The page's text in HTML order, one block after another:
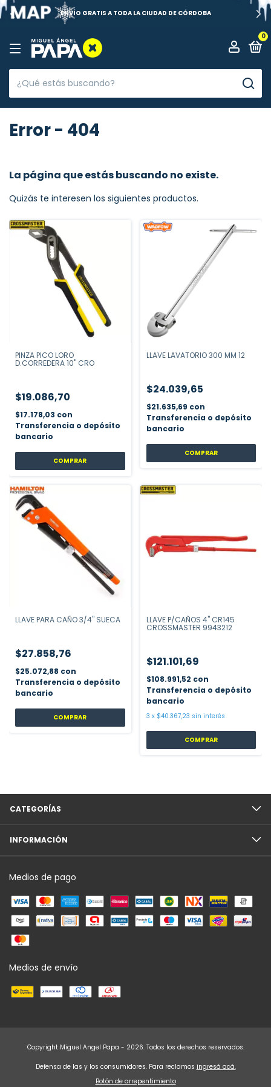
ENVÍO GRATIS A TODA LA CIUDAD DE CÓRDOBA
0
Error - 404
La página que estás buscando no existe.
Quizás te interesen los siguientes productos.
PINZA PICO LORO
D.CORREDERA 10" CRO
$19.086,70
$17.178,03 con
Transferencia o depósito
bancario
COMPRAR
LLAVE LAVATORIO 300 MM 12
$24.039,65
$21.635,69 con
Transferencia o depósito
bancario
LLAVE PARA CAÑO 3/4" SUECA
$27.858,76
$25.072,88 con
Transferencia o depósito
bancario
COMPRAR
LLAVE P/CAÑOS 4" CR145
CROSSMASTER 9943212
$121.101,69
$108.991,52 con
Transferencia o depósito
bancario
3 x $40.367,23 sin interés
COMPRAR
CATEGORÍAS
INFORMACIÓN
Medios de pago
Medios de envío
Copyright Miguel Angel Papa - 2026. Todos los derechos reservados.
Defensa de las y los consumidores. Para reclamos ingresá acá.
Botón de arrepentimiento